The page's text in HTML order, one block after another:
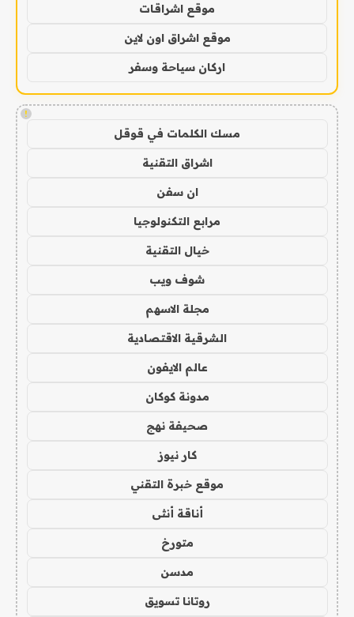
موقع اشراقات
موقع اشراق اون لاين
اركان سياحة وسفر
!
مسك الكلمات في قوقل
اشراق التقنية
ان سفن
مرابع التكنولوجيا
خيال التقنية
شوف ويب
مجلة الاسهم
الشرقية الاقتصادية
عالم الايفون
مدونة كوكان
صحيفة نهج
كار نيوز
موقع خبرة التقني
أناقة أنثى
متورخ
مدسن
روتانا تسويق